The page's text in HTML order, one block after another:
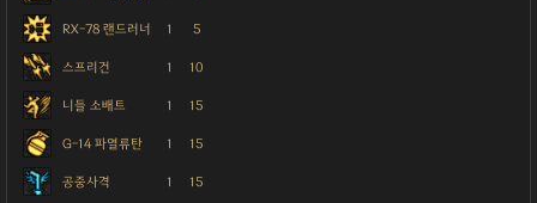
RX-78 랜드러너 1 5
스프리건 1 10
니들 소배트 1 15
G-14 파열류탄 1 15
공중사격 1 15